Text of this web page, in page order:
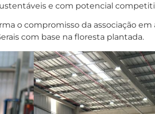
e com potencial
o compromisso da associação
com base na floresta plantada.